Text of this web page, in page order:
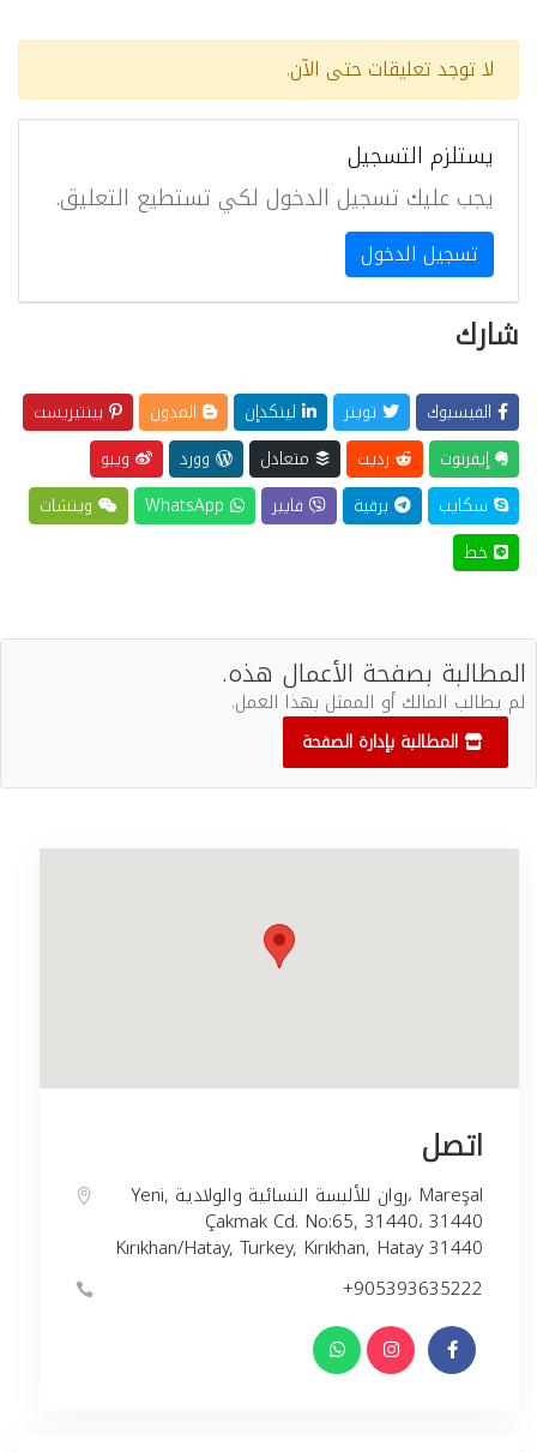
لا توجد تعليقات حتى الآن.
يستلزم التسجيل
يجب عليك تسجيل الدخول لكي تستطيع التعليق.
تسجيل الدخول
شارك
الفيسبوك تويتر لينكدإن المدون
بينتيريست
إيفرنوت
رديت متعادل وورد
ويبو
سكايب
برقية فايبر
ويتشات
خط
المطالبة بصفحة الأعمال هذه.
لم يطالب المالك أو الممثل بهذا العمل.
المطالبة بإدارة الصفحة
اتصل
Yeni, روان للألبسة النسائية والولادية، Mareşal
Çakmak Cd. No:65, 31440، 31440
Kırıkhan/Hatay, Turkey, Kırıkhan, Hatay 31440
+905393635222